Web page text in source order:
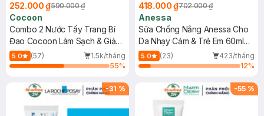
252.000 ₫590.000 ₫
Cocoon
Combo 2 Nước Tẩy Trang Bí
Đao Cocoon Làm Sạch & Giảm
Dầu 500ml
5.0 (57)
1.5k/tháng
55%
418.000 ₫702.000 ₫
Anessa
Sữa Chống Nắng Anessa Cho
Da Nhạy Cảm & Trẻ Em 60ml
(Mới)
5.0 (23)
423/tháng
12%
-31 % -55 %